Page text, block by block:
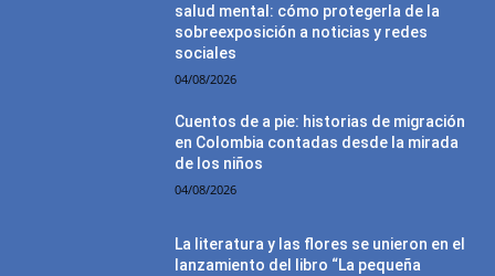
salud mental: cómo protegerla de la
sobreexposición a noticias y redes
sociales
04/08/2026
Cuentos de a pie: historias de migración
en Colombia contadas desde la mirada
de los niños
04/08/2026
La literatura y las flores se unieron en el
lanzamiento del libro “La pequeña